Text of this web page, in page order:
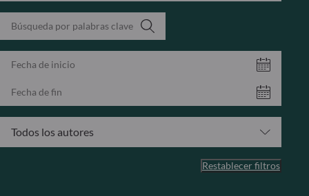
Todos los autores
Restablecer filtros